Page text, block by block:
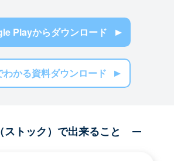
Playからダウンロード
わかる資料ダウンロード
トック）で出来ること